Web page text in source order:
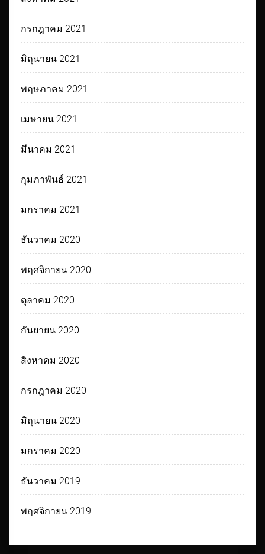
กรกฎาคม 2021
มิถุนายน 2021
พฤษภาคม 2021
เมษายน 2021
มีนาคม 2021
กุมภาพันธ์ 2021
มกราคม 2021
ธันวาคม 2020
พฤศจิกายน 2020
ตุลาคม 2020
กันยายน 2020
สิงหาคม 2020
กรกฎาคม 2020
มิถุนายน 2020
มกราคม 2020
ธันวาคม 2019
พฤศจิกายน 2019